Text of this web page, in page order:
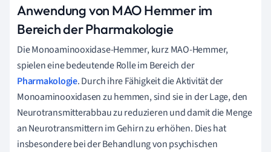
Anwendung von MAO Hemmer im
Bereich der Pharmakologie
Die Monoaminooxidase-Hemmer, kurz MAO-Hemmer,
spielen eine bedeutende Rolle im Bereich der
Pharmakologie. Durch ihre Fähigkeit die Aktivität der
Monoaminooxidasen zu hemmen, sind sie in der Lage, den
Neurotransmitterabbau zu reduzieren und damit die Menge
an Neurotransmittern im Gehirn zu erhöhen. Dies hat
insbesondere bei der Behandlung von psychischen